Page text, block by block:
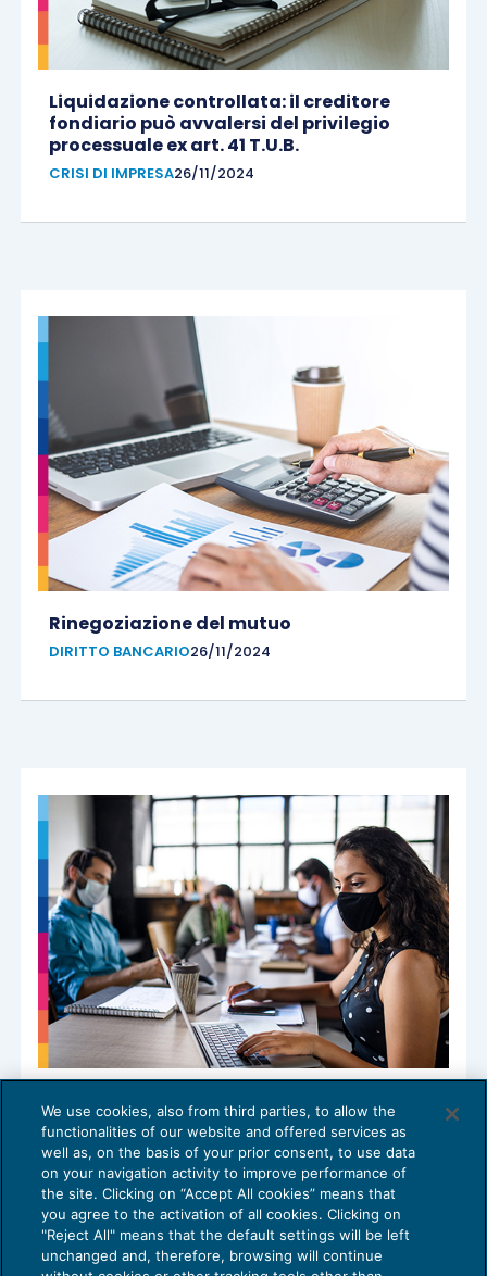
Liquidazione controllata: il creditore
fondiario può avvalersi del privilegio
processuale ex art. 41 T.U.B.
CRISI DI IMPRESA26/11/2024
Rinegoziazione del mutuo
DIRITTO BANCARIO26/11/2024
Quote rosa e toghe, il gap è sempre
troppo
COMPETENZE E ORGANIZZAZIONE DELLO
STUDIO
26/11/2024
We use cookies, also from third parties, to allow the
functionalities of our website and offered services as
well as, on the basis of your prior consent, to use data
on your navigation activity to improve performance of
the site. Clicking on “Accept All cookies” means that
you agree to the activation of all cookies. Clicking on
"Reject All" means that the default settings will be left
unchanged and, therefore, browsing will continue